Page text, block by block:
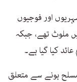
اور فوجیوں
ملوث تھے، جبکہ
کیا گیا ہے۔
ہونے سے متعلق